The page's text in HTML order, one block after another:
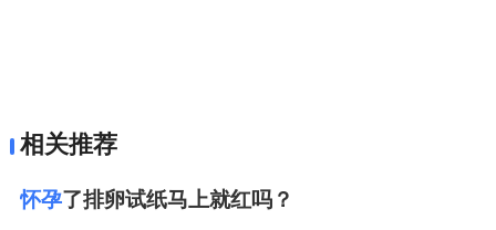
相关推荐
怀孕了排卵试纸马上就红吗？